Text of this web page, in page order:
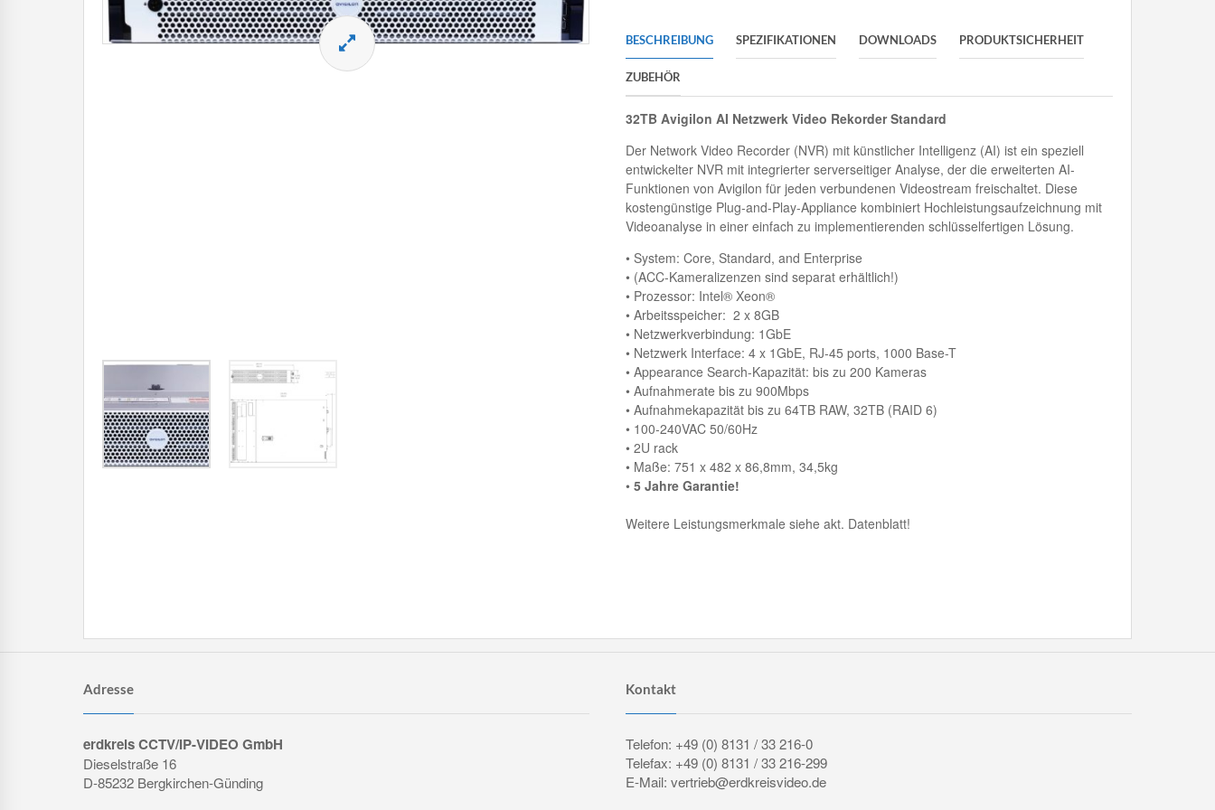
BESCHREIBUNG SPEZIFIKATIONEN DOWNLOADS PRODUKTSICHERHEIT
ZUBEHÖR
32TB Avigilon AI Netzwerk Video Rekorder Standard
Der Network Video Recorder (NVR) mit künstlicher Intelligenz (AI) ist ein speziell
entwickelter NVR mit integrierter serverseitiger Analyse, der die erweiterten AI-
Funktionen von Avigilon für jeden verbundenen Videostream freischaltet. Diese
kostengünstige Plug-and-Play-Appliance kombiniert Hochleistungsaufzeichnung mit
Videoanalyse in einer einfach zu implementierenden schlüsselfertigen Lösung.
• System: Core, Standard, and Enterprise
• (ACC-Kameralizenzen sind separat erhältlich!)
• Prozessor: Intel® Xeon®
• Arbeitsspeicher: 2 x 8GB
• Netzwerkverbindung: 1GbE
• Netzwerk Interface: 4 x 1GbE, RJ-45 ports, 1000 Base-T
• Appearance Search-Kapazität: bis zu 200 Kameras
• Aufnahmerate bis zu 900Mbps
• Aufnahmekapazität bis zu 64TB RAW, 32TB (RAID 6)
• 100-240VAC 50/60Hz
• 2U rack
• Maße: 751 x 482 x 86,8mm, 34,5kg
• 5 Jahre Garantie!
Weitere Leistungsmerkmale siehe akt. Datenblatt!
Adresse
erdkreis CCTV/IP-VIDEO GmbH
Dieselstraße 16
D-85232 Bergkirchen-Günding
Kontakt
Telefon: +49 (0) 8131 / 33 216-0
Telefax: +49 (0) 8131 / 33 216-299
E-Mail: vertrieb@erdkreisvideo.de